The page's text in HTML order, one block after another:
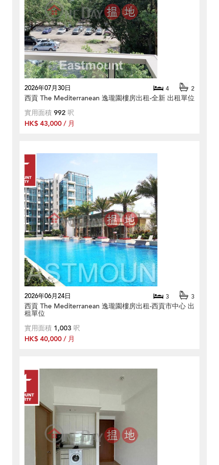
2026年07月30日 4 2
西貢 The Mediterranean 逸瓏園樓房出租-全新 出租單位
實用面積 992 呎
HK$ 43,000 / 月
2026年06月24日 3 3
西貢 The Mediterranean 逸瓏園樓房出租-西貢市中心 出
租單位
實用面積 1,003 呎
HK$ 40,000 / 月